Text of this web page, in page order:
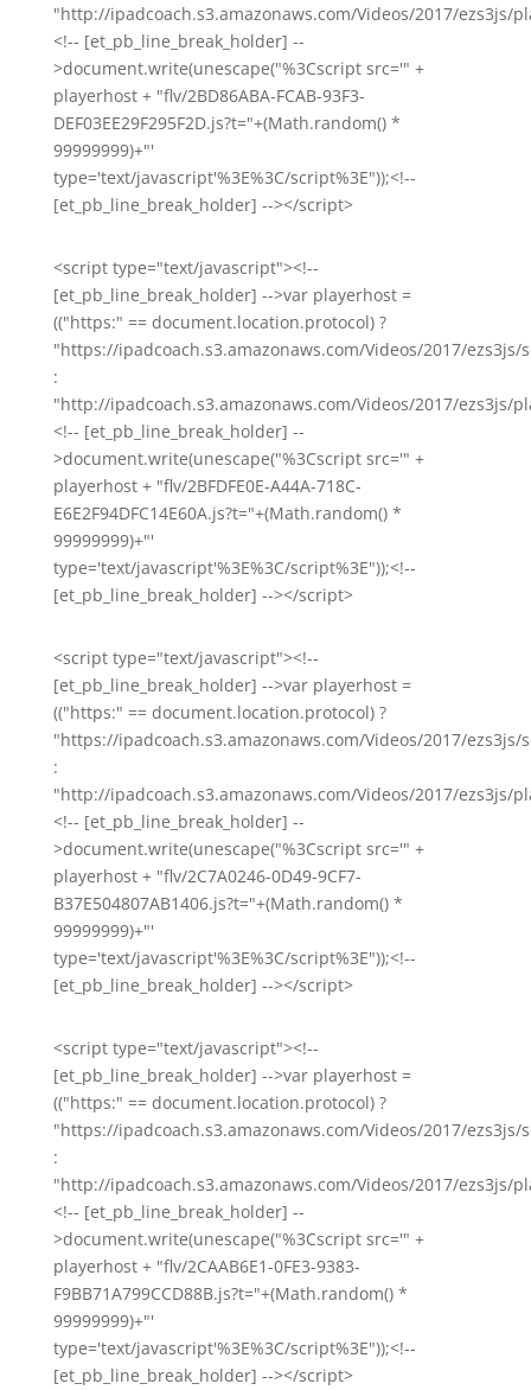
"http://ipadcoach.s3.amazonaws.com/Videos/2017/ezs3js/
<!-- [et_pb_line_break_holder] --
>document.write(unescape("%3Cscript src='" +
playerhost + "flv/2BD86ABA-FCAB-93F3-
DEF03EE29F295F2D.js?t="+(Math.random() *
99999999)+"'
type='text/javascript'%3E%3C/script%3E"));<!--
[et_pb_line_break_holder] --></script>
<script type="text/javascript"><!--
[et_pb_line_break_holder] -->var playerhost =
(("https:" == document.location.protocol) ?
"https://ipadcoach.s3.amazonaws.com/Videos/2017/ezs3js/
:
"http://ipadcoach.s3.amazonaws.com/Videos/2017/ezs3js/
<!-- [et_pb_line_break_holder] --
>document.write(unescape("%3Cscript src='" +
playerhost + "flv/2BFDFE0E-A44A-718C-
E6E2F94DFC14E60A.js?t="+(Math.random() *
99999999)+"'
type='text/javascript'%3E%3C/script%3E"));<!--
[et_pb_line_break_holder] --></script>
<script type="text/javascript"><!--
[et_pb_line_break_holder] -->var playerhost =
(("https:" == document.location.protocol) ?
"https://ipadcoach.s3.amazonaws.com/Videos/2017/ezs3js/
:
"http://ipadcoach.s3.amazonaws.com/Videos/2017/ezs3js/
<!-- [et_pb_line_break_holder] --
>document.write(unescape("%3Cscript src='" +
playerhost + "flv/2C7A0246-0D49-9CF7-
B37E504807AB1406.js?t="+(Math.random() *
99999999)+"'
type='text/javascript'%3E%3C/script%3E"));<!--
[et_pb_line_break_holder] --></script>
<script type="text/javascript"><!--
[et_pb_line_break_holder] -->var playerhost =
(("https:" == document.location.protocol) ?
"https://ipadcoach.s3.amazonaws.com/Videos/2017/ezs3js/
:
"http://ipadcoach.s3.amazonaws.com/Videos/2017/ezs3js/
<!-- [et_pb_line_break_holder] --
>document.write(unescape("%3Cscript src='" +
playerhost + "flv/2CAAB6E1-0FE3-9383-
F9BB71A799CCD88B.js?t="+(Math.random() *
99999999)+"'
type='text/javascript'%3E%3C/script%3E"));<!--
[et_pb_line_break_holder] --></script>